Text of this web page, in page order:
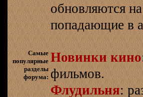
обновляются
попадающие в
Самые
популярные
разделы
форума:
Новинки кино
фильмов.
Флудильня: